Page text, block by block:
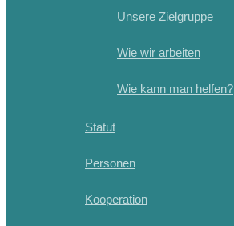
Unsere Zielgruppe
Wie wir arbeiten
Wie kann man helfen?
Statut
Personen
Kooperation